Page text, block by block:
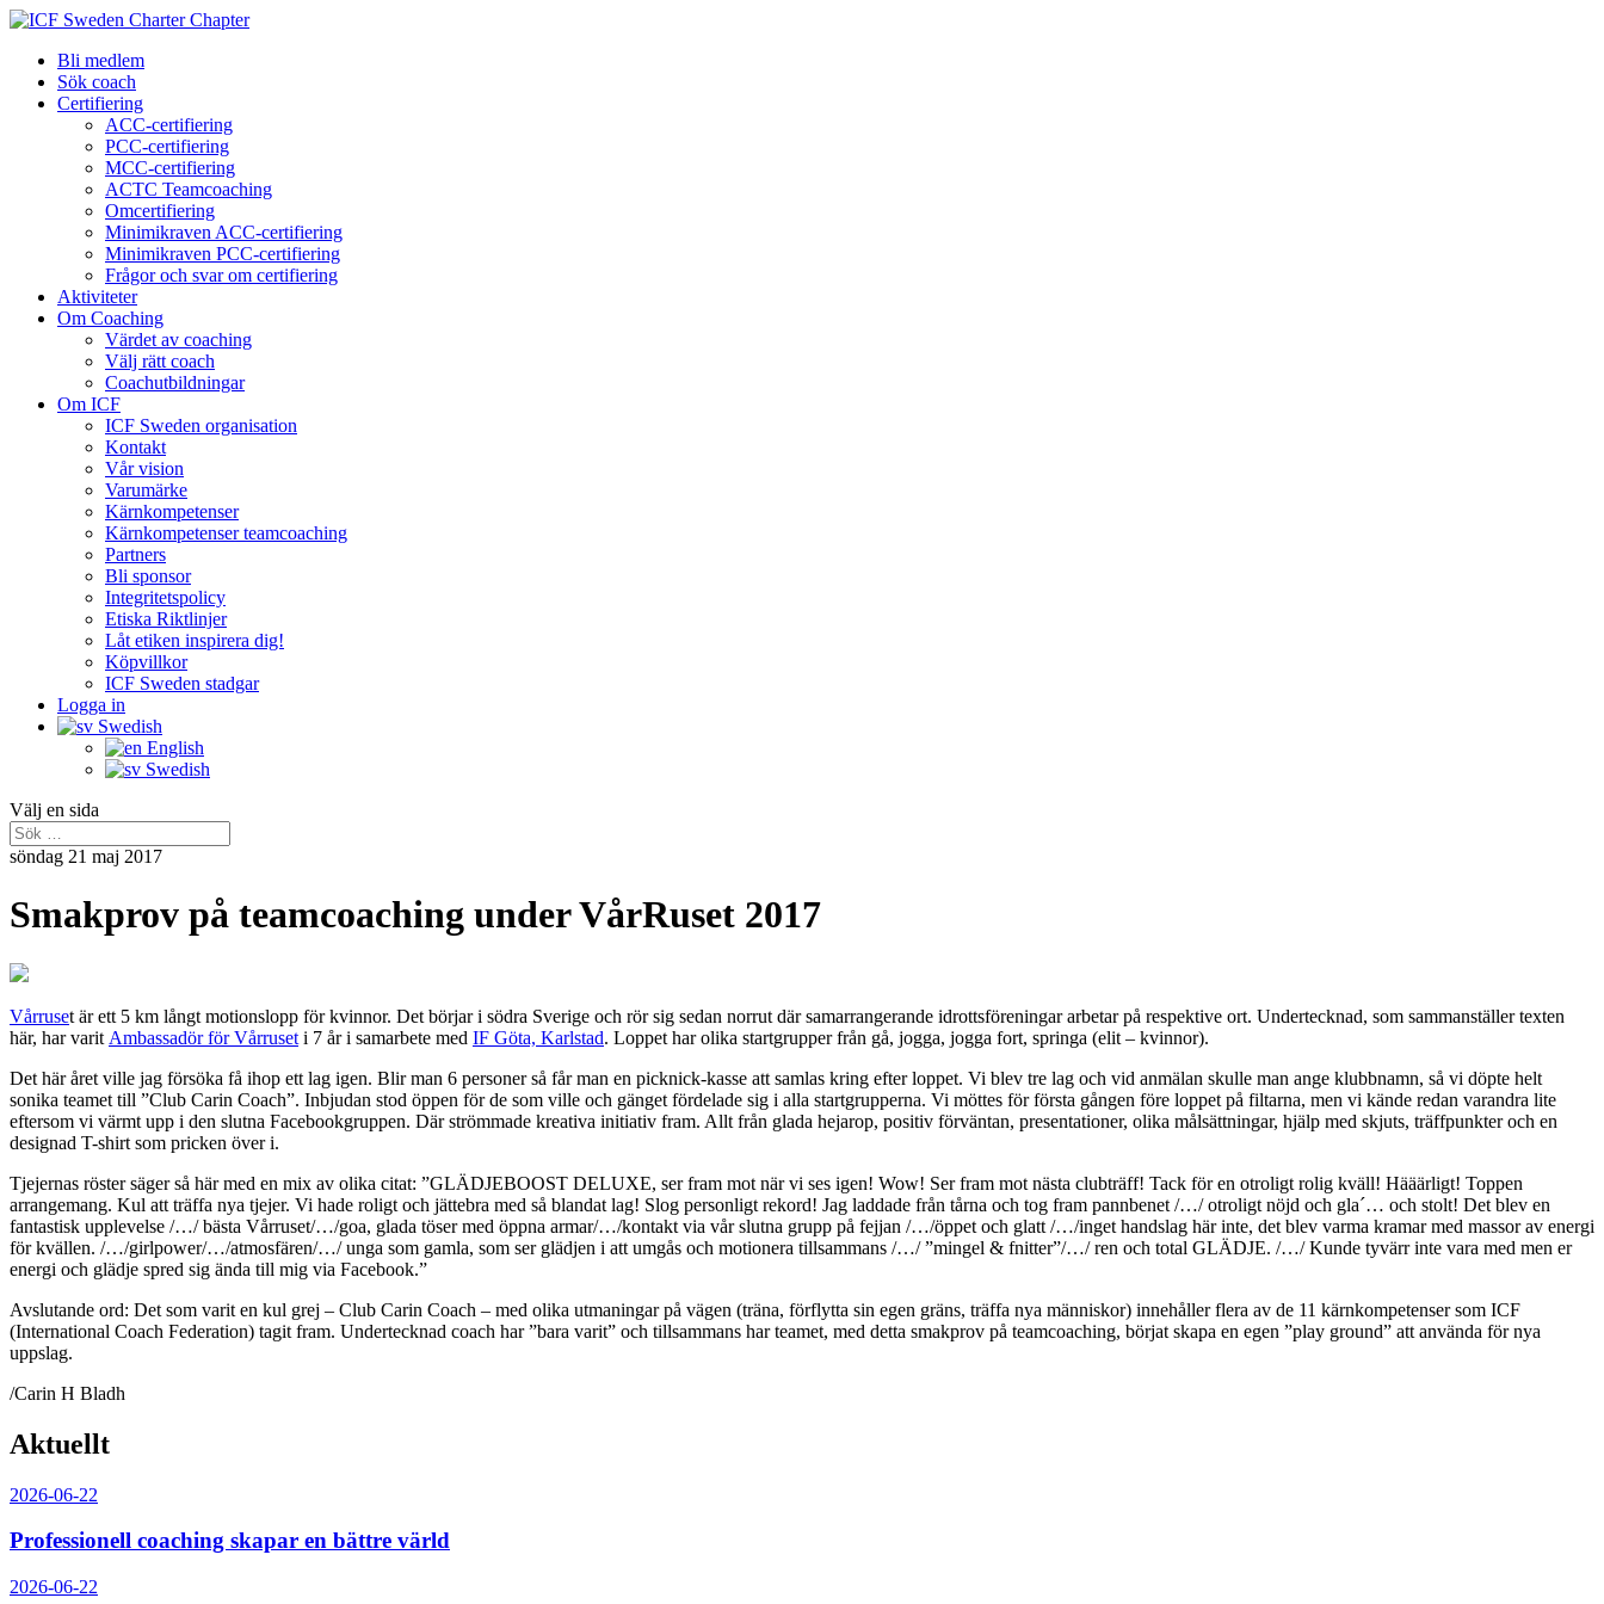
Bli medlem
Sök coach
Certifiering
ACC-certifiering
PCC-certifiering
MCC-certifiering
ACTC Teamcoaching
Omcertifiering
Minimikraven ACC-certifiering
Minimikraven PCC-certifiering
Frågor och svar om certifiering
Aktiviteter
Om Coaching
Värdet av coaching
Välj rätt coach
Coachutbildningar
Om ICF
ICF Sweden organisation
Kontakt
Vår vision
Varumärke
Kärnkompetenser
Kärnkompetenser teamcoaching
Partners
Bli sponsor
Integritetspolicy
Etiska Riktlinjer
Låt etiken inspirera dig!
Köpvillkor
ICF Sweden stadgar
Logga in
Swedish
English
Swedish
Välj en sida
söndag 21 maj 2017
Smakprov på teamcoaching under VårRuset 2017
Vårruset är ett 5 km långt motionslopp för kvinnor. Det börjar i södra Sverige och rör sig sedan norrut där samarrangerande idrottsföreningar arbetar på respektive ort. Undertecknad, som sammanställer texten
här, har varit Ambassadör för Vårruset i 7 år i samarbete med IF Göta, Karlstad. Loppet har olika startgrupper från gå, jogga, jogga fort, springa (elit – kvinnor).
Det här året ville jag försöka få ihop ett lag igen. Blir man 6 personer så får man en picknick-kasse att samlas kring efter loppet. Vi blev tre lag och vid anmälan skulle man ange klubbnamn, så vi döpte helt
sonika teamet till ”Club Carin Coach”. Inbjudan stod öppen för de som ville och gänget fördelade sig i alla startgrupperna. Vi möttes för första gången före loppet på filtarna, men vi kände redan varandra lite
eftersom vi värmt upp i den slutna Facebookgruppen. Där strömmade kreativa initiativ fram. Allt från glada hejarop, positiv förväntan, presentationer, olika målsättningar, hjälp med skjuts, träffpunkter och en
designad T-shirt som pricken över i.
Tjejernas röster säger så här med en mix av olika citat: ”GLÄDJEBOOST DELUXE, ser fram mot när vi ses igen! Wow! Ser fram mot nästa clubträff! Tack för en otroligt rolig kväll! Hääärligt! Toppen
arrangemang. Kul att träffa nya tjejer. Vi hade roligt och jättebra med så blandat lag! Slog personligt rekord! Jag laddade från tårna och tog fram pannbenet /…/ otroligt nöjd och gla´… och stolt! Det blev en
fantastisk upplevelse /…/ bästa Vårruset/…/goa, glada töser med öppna armar/…/kontakt via vår slutna grupp på fejjan /…/öppet och glatt /…/inget handslag här inte, det blev varma kramar med massor av energi
för kvällen. /…/girlpower/…/atmosfären/…/ unga som gamla, som ser glädjen i att umgås och motionera tillsammans /…/ ”mingel & fnitter”/…/ ren och total GLÄDJE. /…/ Kunde tyvärr inte vara med men er
energi och glädje spred sig ända till mig via Facebook.”
Avslutande ord: Det som varit en kul grej – Club Carin Coach – med olika utmaningar på vägen (träna, förflytta sin egen gräns, träffa nya människor) innehåller flera av de 11 kärnkompetenser som ICF
(International Coach Federation) tagit fram. Undertecknad coach har ”bara varit” och tillsammans har teamet, med detta smakprov på teamcoaching, börjat skapa en egen ”play ground” att använda för nya
uppslag.
/Carin H Bladh
Aktuellt
2026-06-22
Professionell coaching skapar en bättre värld
2026-06-22